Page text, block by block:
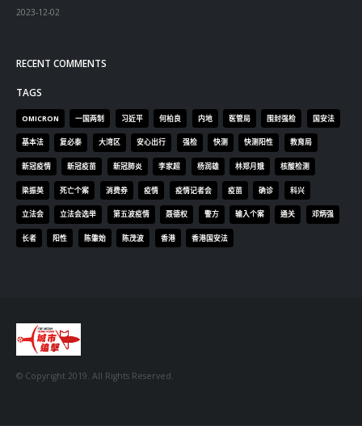
2023-12-02
RECENT COMMENTS
TAGS
OMICRON 一国两制 习近平 何柏良 内地 医管局 围封强检 国安法
基本法 复必泰 大湾区 安心出行 强检 快测 快测阳性 教育局
新冠疫情 新冠疫苗 新冠肺炎 李家超 杨润雄 林郑月娥 核酸检测
梁振英 死亡个案 消费券 疫情 疫情记者会 疫苗 确诊 科兴
立法会 立法会选举 第五波疫情 聂德权 警方 输入个案 通关 邓炳强
长者 阳性 陈肇始 陈茂波 香港 香港国安法
© Copyright 2019. All Rights Reserved.